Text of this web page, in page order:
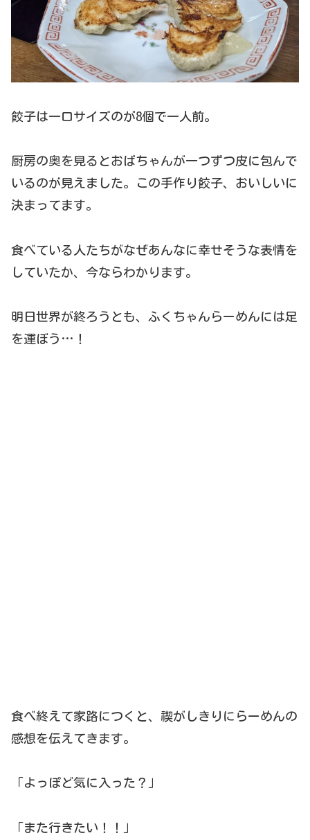
餃子は一口サイズのが8個で一人前。
厨房の奥を見るとおばちゃんが一つずつ皮に包んで
いるのが見えました。この手作り餃子、おいしいに
決まってます。
食べている人たちがなぜあんなに幸せそうな表情を
していたか、今ならわかります。
明日世界が終ろうとも、ふくちゃんらーめんには足
を運ぼう…！
食べ終えて家路につくと、禊がしきりにらーめんの
感想を伝えてきます。
「よっぽど気に入った？」
「また行きたい！！」